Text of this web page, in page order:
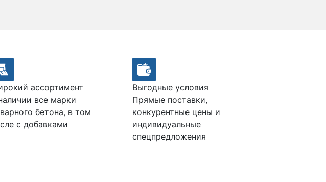
ассортимент
все марки
бетона, в том
с добавками
Выгодные условия
Прямые поставки,
конкурентные цены и
индивидуальные
спецпредложения